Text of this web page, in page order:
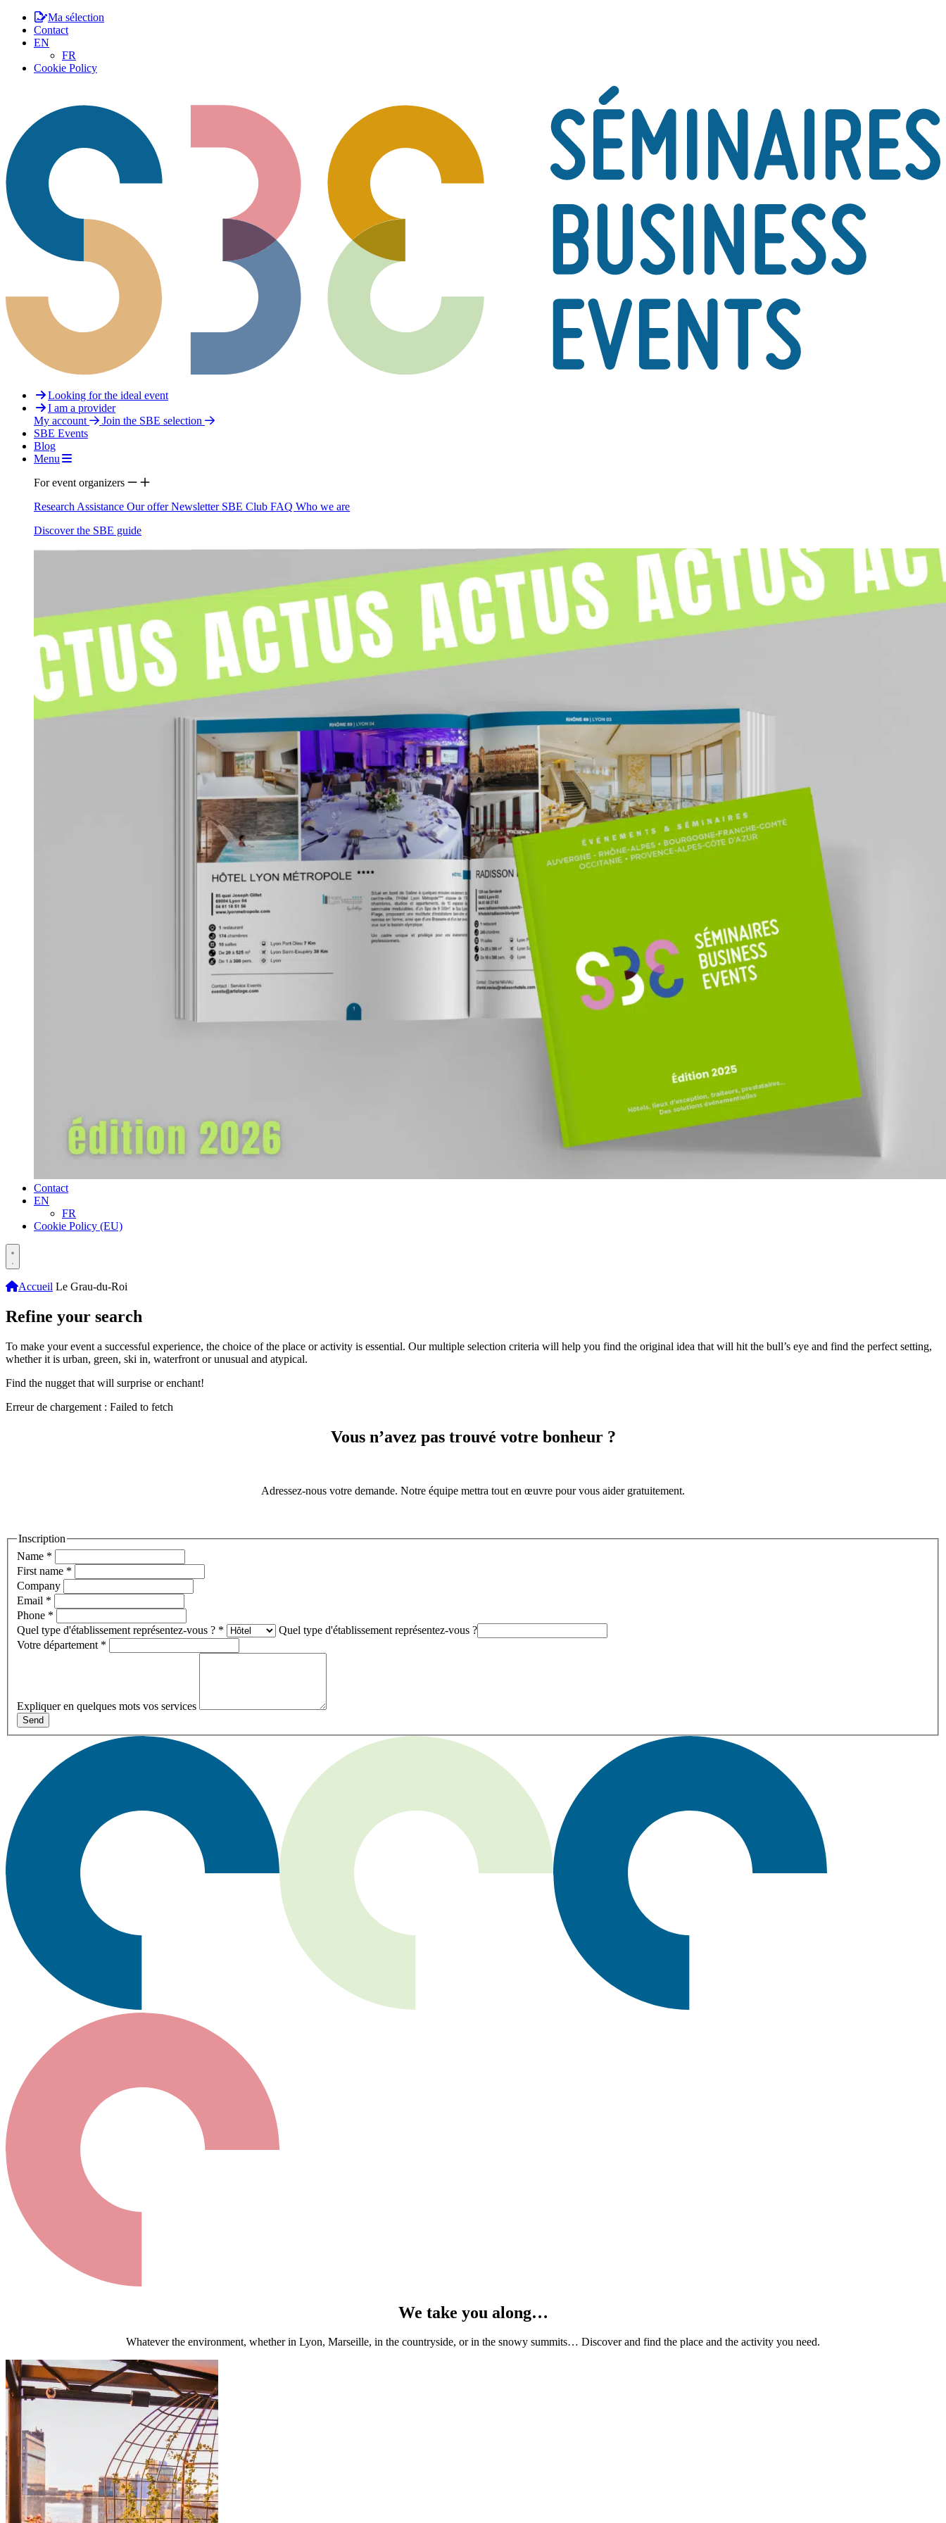
Ma sélection
Contact
EN
FR
Cookie Policy
Looking for the ideal event
I am a provider
My account
Join the SBE selection
SBE Events
Blog
Menu
For event organizers
Research Assistance Our offerNewsletter SBE Club FAQ Who we are
Discover the SBE guide
Contact
EN
FR
Cookie Policy (EU)
Accueil Le Grau-du-Roi
Refine your search
To make your event a successful experience, the choice of the place or activity is essential. Our multiple selection criteria will help you find the original idea that will hit the bull’s eye and find the perfect setting,
whether it is urban, green, ski in, waterfront or unusual and atypical.
Find the nugget that will surprise or enchant!
Erreur de chargement : Failed to fetch
Vous n’avez pas trouvé votre bonheur ?
Adressez-nous votre demande. Notre équipe mettra tout en œuvre pour vous aider gratuitement.
Inscription
Name *
First name *
Company
Email *
Phone *
Quel type d'établissement représentez-vous ? *
Quel type d'établissement représentez-vous ?
Votre département *
Expliquer en quelques mots vos services
Send
We take you along…
Whatever the environment, whether in Lyon, Marseille, in the countryside, or in the snowy summits… Discover and find the place and the activity you need.